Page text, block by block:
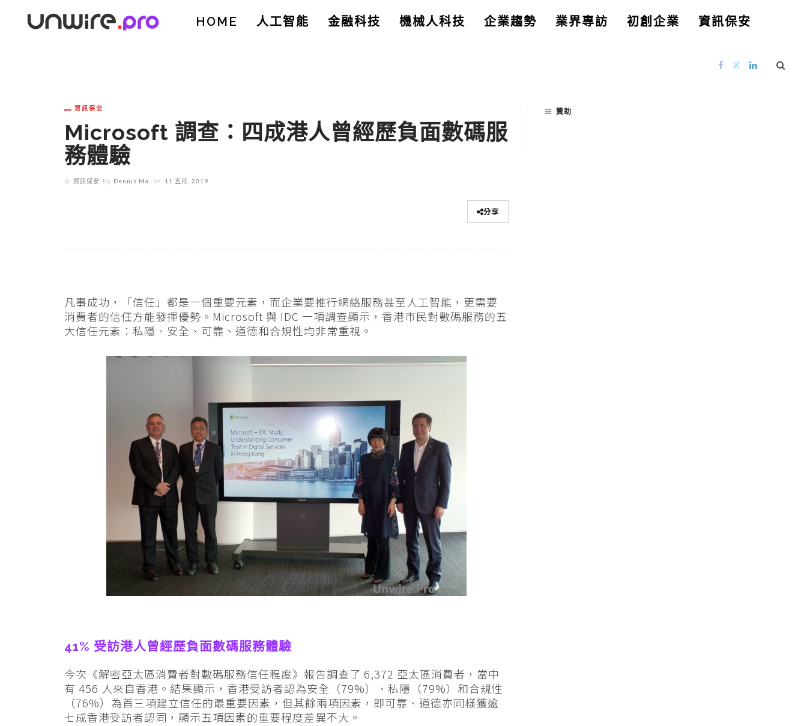
HOME 人工智能 金融科技 機械人科技 企業趨勢 業界專訪 初創企業 資訊保安
資訊保安
Microsoft 調查：四成港人曾經歷負面數碼服
務體驗
資訊保安 by Dennis Ma on 11 五月, 2019
分享
凡事成功，「信任」都是一個重要元素，而企業要推行網絡服務甚至人工智能，更需要
消費者的信任方能發揮優勢。Microsoft 與 IDC 一項調查顯示，香港市民對數碼服務的五
大信任元素：私隱、安全、可靠、道德和合規性均非常重視。
41% 受訪港人曾經歷負面數碼服務體驗
今次《解密亞太區消費者對數碼服務信任程度》報告調查了 6,372 亞太區消費者，當中
有 456 人來自香港。結果顯示，香港受訪者認為安全（79%）、私隱（79%）和合規性
（76%）為首三項建立信任的最重要因素，但其餘兩項因素，即可靠、道德亦同樣獲逾
七成香港受訪者認同，顯示五項因素的重要程度差異不大 。
贊助